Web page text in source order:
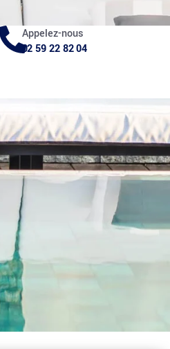
Appelez-nous
02 59 22 82 04